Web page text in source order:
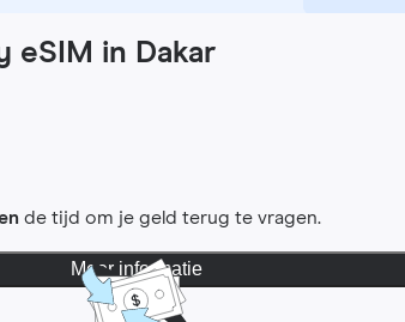
eSIM in Dakar
de tijd om je geld terug te vragen.
Meer informatie